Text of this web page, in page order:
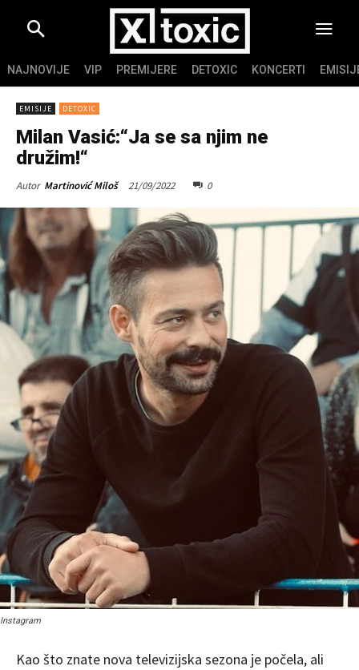
NAJNOVIJE VIP PREMIJERE DETOXIC KONCERTI
EMISIJE DETOXIC
Milan Vasić:“Ja se sa njim ne
družim!“
Autor Martinović Miloš 21/09/2022 0
Instagram
Kao što znate nova televizijska sezona je počela, ali